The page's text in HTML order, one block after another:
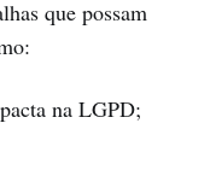
que possam
na LGPD;